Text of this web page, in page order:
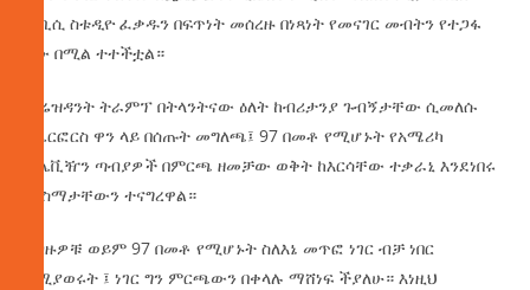
ኤቢሲ ስቱዲዮ ፈቃዱን በፍጥነት መሰረዙ በነጻነት የመናገር መብትን የተጋፋ
ነው በሚል ተተችቷል።
ፕሬዝዳንት ትራምፕ በትላንትናው ዕለት ከብሪታንያ ጉብኝታቸው ሲመለሱ
በኤርፎርስ ዋን ላይ በሰጡት መግለጫ፤ 97 በመቶ የሚሆኑት የአሜሪካ
ቴሌቪዥን ጣብያዎች በምርጫ ዘመቻው ወቅት ከእርሳቸው ተቃራኒ እንደነበሩ
መስማታቸውን ተናግረዋል።
“ብዙዎቹ ወይም 97 በመቶ የሚሆኑት ስለእኔ መጥፎ ነገር ብቻ ነበር
የሚያወሩት ፤ ነገር ግን ምርጫውን በቀላሉ ማሸነፍ ችያለሁ። እነዚህ